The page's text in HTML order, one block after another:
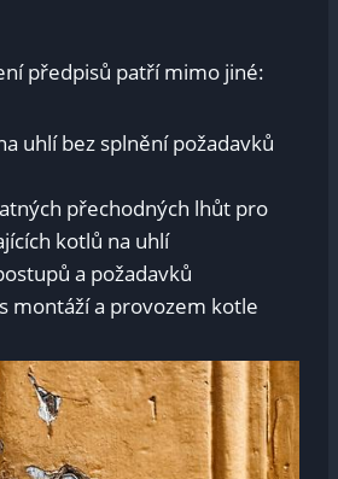
předpisů ⁣patří ⁤mimo jiné:
uhlí bez splnění požadavků
přechodných lhůt⁣ pro
kotlů na‌ uhlí
a požadavků
⁣montáží ​a provozem kotle